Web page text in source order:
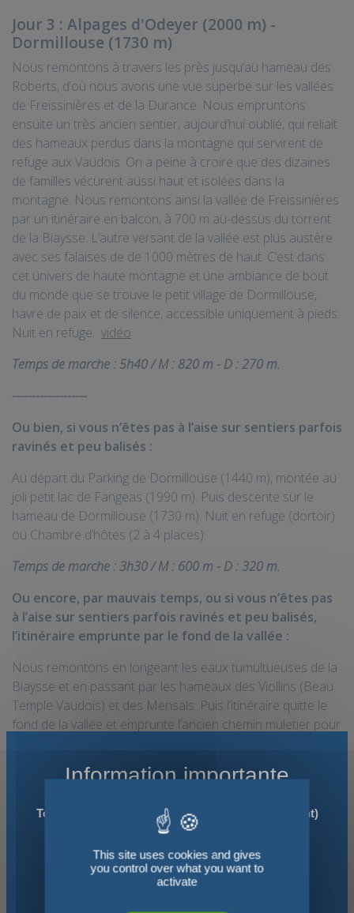
Jour 3 : Alpages d'Odeyer (2000 m) -
Dormillouse (1730 m)
Nous remontons à travers les près jusqu’au hameau des
Roberts, d’où nous avons une vue superbe sur les vallées
de Freissinières et de la Durance. Nous empruntons
ensuite un très ancien sentier, aujourd’hui oublié, qui reliait
des hameaux perdus dans la montagne qui servirent de
refuge aux Vaudois. On a peine à croire que des dizaines
de familles vécurent aussi haut et isolées dans la
montagne. Nous remontons ainsi la vallée de Freissinières
par un itinéraire en balcon, à 700 m au-dessus du torrent
de la Biaysse. L’autre versant de la vallée est plus austère
avec ses falaises de de 1000 mètres de haut. C’est dans
cet univers de haute montagne et une ambiance de bout
du monde que se trouve le petit village de Dormillouse,
havre de paix et de silence, accessible uniquement à pieds.
Nuit en refuge. vidéo
Temps de marche : 5h40 / M : 820 m - D : 270 m.
-------------------
Ou bien, si vous n’êtes pas à l’aise sur sentiers parfois
ravinés et peu balisés :
Au départ du Parking de Dormillouse (1440 m), montée au
joli petit lac de Fangeas (1990 m). Puis descente sur le
hameau de Dormillouse (1730 m). Nuit en refuge (dortoir)
ou Chambre d’hôtes (2 à 4 places).
Temps de marche : 3h30 / M : 600 m - D : 320 m.
Ou encore, par mauvais temps, ou si vous n’êtes pas
à l’aise sur sentiers parfois ravinés et peu balisés,
l’itinéraire emprunte par le fond de la vallée :
Nous remontons en longeant les eaux tumultueuses de la
Biaysse et en passant par les hameaux des Viollins (Beau
Temple Vaudois) et des Mensals. Puis l’itinéraire quitte le
fond de la vallée et emprunte l’ancien chemin muletier pour
(dortoir) ou Chambre d’hôtes (2 à 4 places).
Temps de marche : 3h30 / M : 550 m.
Jour 4 : Lacs Palluel (2472 m) et Faravel -
Freissinières
Information importante
Tous nos séjours "liberté" (sans accompagnement)
sont organisés dès 2 participants !
Pour les randonnées avec Accompagnateur ou
: nous organisonsuniquement des séjours
This site uses cookies and gives
you control over what you want to
activate